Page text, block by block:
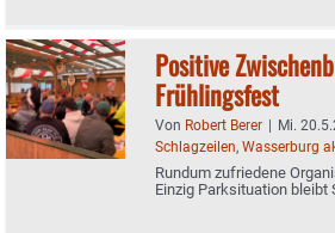
Positive
Frühlingsfest
Von Robert Berer | Mi.
Schlagzeilen, Wasserburg
Rundum zufriedene
Einzig Parksituation bleibt